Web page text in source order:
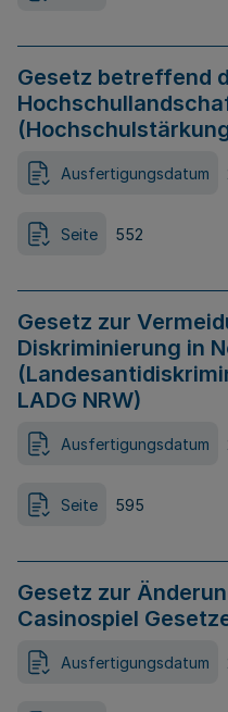
Gesetz betreffend
Ausfertigungsdatum
Seite 552
Gesetz zur
Diskriminierung in
LADG NRW)
Ausfertigungsdatum
Seite 595
Gesetz zur
Casinospiel
Ausfertigungsdatum